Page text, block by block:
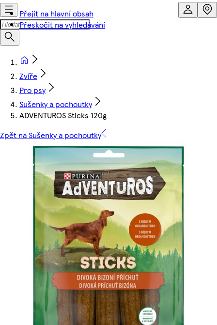
Přejít na hlavní obsah
Přeskočit na vyhledávání
Zvíře
Pro psy
Sušenky a pochoutky
ADVENTUROS Sticks 120g
Zpět na Sušenky a pochoutky